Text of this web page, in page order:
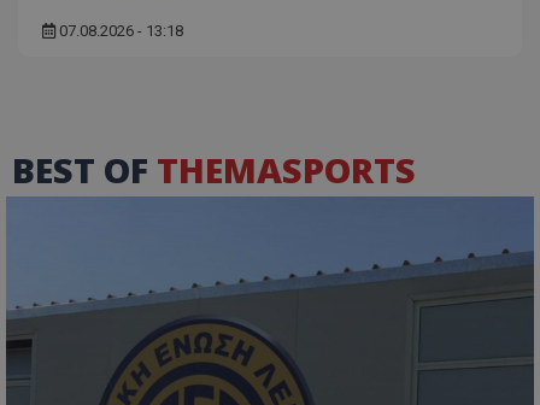
07.08.2026 - 13:18
BEST OF THEMASPORTS